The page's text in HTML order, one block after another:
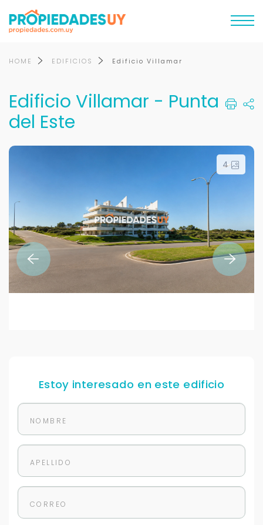
HOME EDIFICIOS Edificio Villamar
Edificio Villamar - Punta
del Este
4
Estoy interesado en este edificio